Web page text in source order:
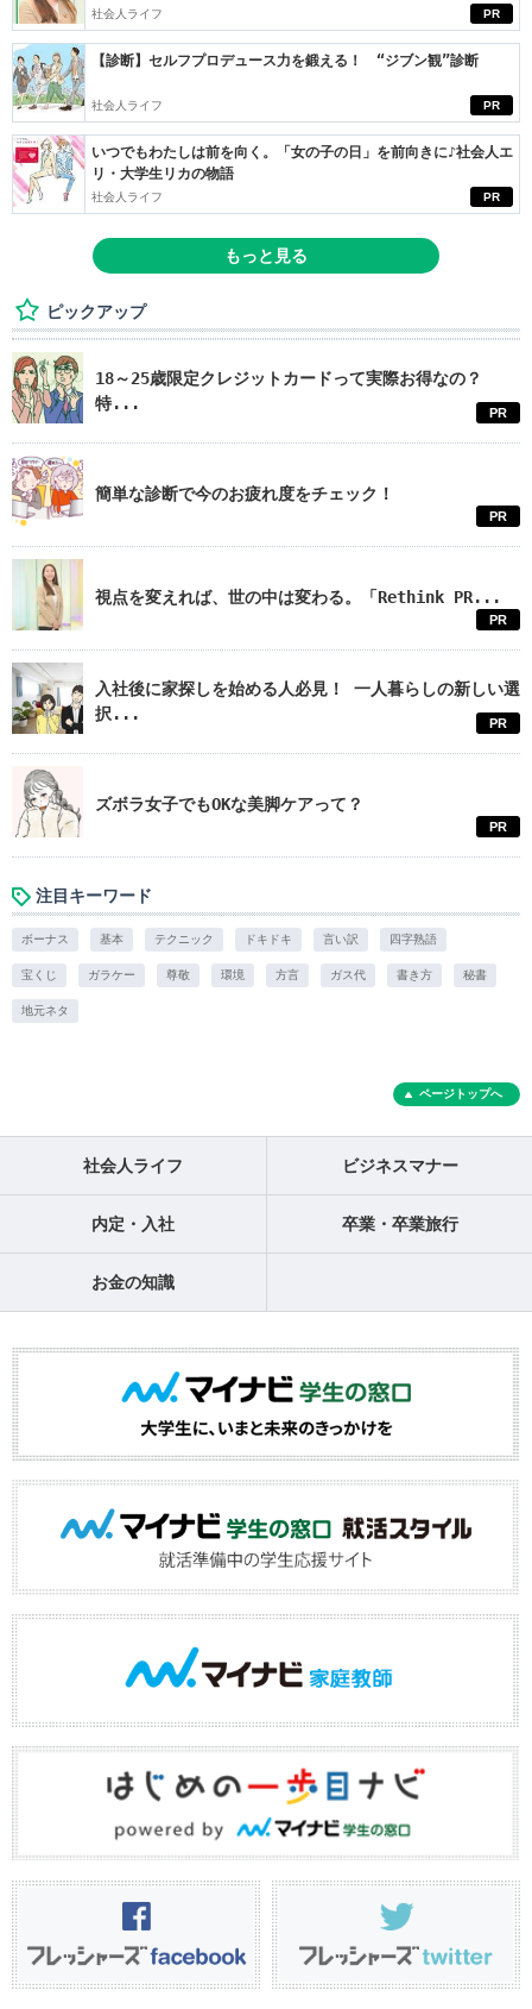
PR
社会人ライフ
PR
【診断】セルフプロデュース力を鍛える！ “ジブン観”診断
社会人ライフ
PR
いつでもわたしは前を向く。「女の子の日」を前向きに♪社会人エ
リ・大学生リカの物語
社会人ライフ
もっと見る
ピックアップ
18～25歳限定クレジットカードって実際お得なの？
特...
PR
簡単な診断で今のお疲れ度をチェック！
PR
視点を変えれば、世の中は変わる。「Rethink PR...
PR
入社後に家探しを始める人必見！ 一人暮らしの新しい選
択...
PR
ズボラ女子でもOKな美脚ケアって？
PR
注目キーワード
ボーナス 基本 テクニック ドキドキ 言い訳 四字熟語
宝くじ ガラケー 尊敬 環境 方言 ガス代 書き方 秘書
地元ネタ
ページトップへ
社会人ライフ ビジネスマナー
内定・入社 卒業・卒業旅行
お金の知識